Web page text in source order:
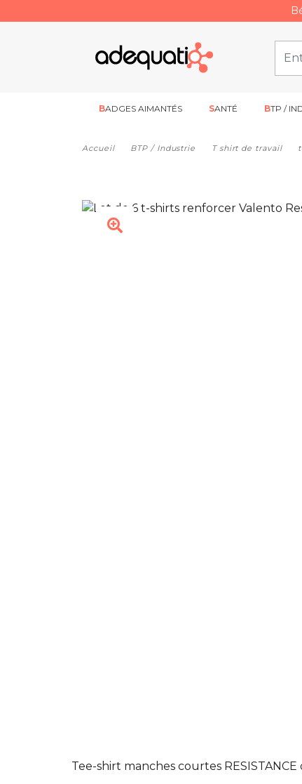
BADGES AIMANTÉS SANTÉ BTP /
Accueil BTP / Industrie T shirt de travail
Tee-shirt manches courtes